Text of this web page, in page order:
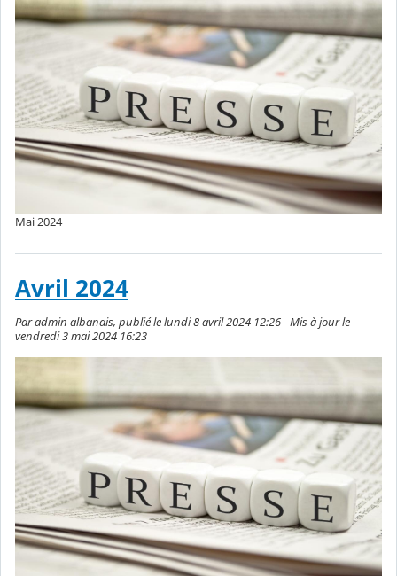
Mai 2024
Avril 2024
Par admin albanais, publié le lundi 8 avril 2024 12:26 - Mis à jour le
vendredi 3 mai 2024 16:23